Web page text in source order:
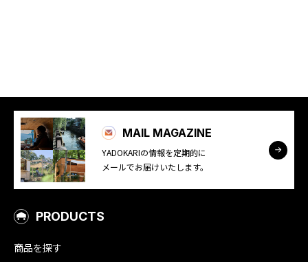
MAIL MAGAZINE
YADOKARIの情報を定期的に
メールでお届けいたします。
PRODUCTS
商品を探す